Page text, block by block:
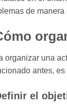
de
organizar una
antes,
el